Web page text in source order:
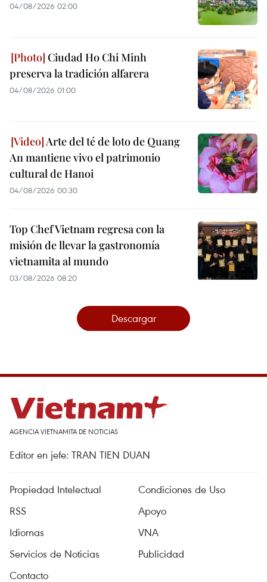
04/08/2026 02:00
Ciudad Ho Chi Minh
preserva la tradición alfarera
04/08/2026 01:00
Arte del té de loto de Quang
An mantiene vivo el patrimonio
cultural de Hanoi
04/08/2026 00:30
Top Chef Vietnam regresa con la
misión de llevar la gastronomía
vietnamita al mundo
03/08/2026 08:20
Descargar
AGENCIA VIETNAMITA DE NOTICIAS
Editor en jefe: TRAN TIEN DUAN
Propiedad Intelectual
Condiciones de Uso
RSS
Apoyo
Idiomas
VNA
Servicios de Noticias
Publicidad
Contacto